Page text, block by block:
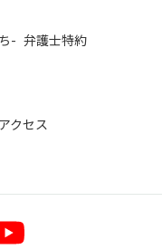
弁護士特約
クセス